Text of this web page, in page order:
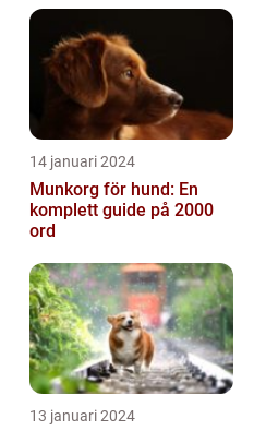
14 januari 2024
Munkorg för hund: En
komplett guide på 2000
ord
13 januari 2024